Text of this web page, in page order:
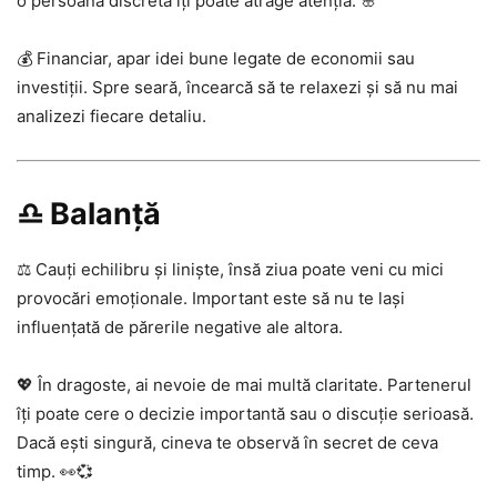
💰 Financiar, apar idei bune legate de economii sau
investiții. Spre seară, încearcă să te relaxezi și să nu mai
analizezi fiecare detaliu.
♎ Balanță
⚖️ Cauți echilibru și liniște, însă ziua poate veni cu mici
provocări emoționale. Important este să nu te lași
influențată de părerile negative ale altora.
💖 În dragoste, ai nevoie de mai multă claritate. Partenerul
îți poate cere o decizie importantă sau o discuție serioasă.
Dacă ești singură, cineva te observă în secret de ceva
timp. 👀💞